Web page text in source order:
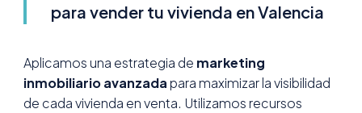
para vender tu vivienda en Valencia
Aplicamos una estrategia de marketing
inmobiliario avanzadapara maximizar la visibilidad
de cada vivienda en venta. Utilizamos recursos